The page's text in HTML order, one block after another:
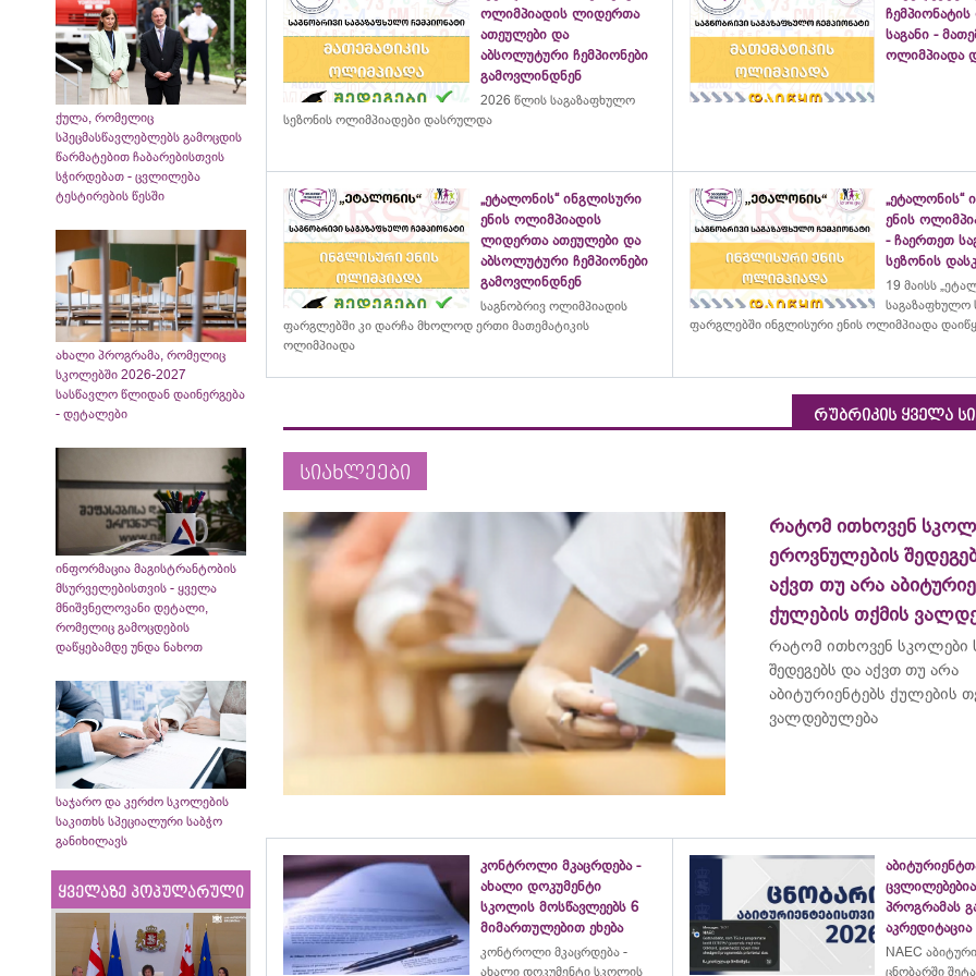
ქულა, რომელიც
სპეცმასწავლებლებს გამოცდის
წარმატებით ჩაბარებისთვის
სჭირდებათ - ცვლილება
ტესტირების წესში
ახალი პროგრამა, რომელიც
სკოლებში 2026-2027
სასწავლო წლიდან დაინერგება
- დეტალები
ინფორმაცია მაგისტრანტობის
მსურველებისთვის - ყველა
მნიშვნელოვანი დეტალი,
რომელიც გამოცდების
დაწყებამდე უნდა ნახოთ
საჯარო და კერძო სკოლების
საკითხს სპეციალური საბჭო
განიხილავს
ყველაზე პოპულარული
ოლიმპიადის ლიდერთა
ათეულები და
აბსოლუტური ჩემპიონები
გამოვლინდნენ
2026 წლის საგაზაფხულო
სეზონის ოლიმპიადები დასრულდა
საგანი -
ოლიმპიადა
„ეტალონის“ ინგლისური
ენის ოლიმპიადის
ლიდერთა ათეულები და
აბსოლუტური ჩემპიონები
გამოვლინდნენ
საგნობრივ ოლიმპიადის
ფარგლებში კი დარჩა მხოლოდ ერთი მათემატიკის
ოლიმპიადა
„ეტალონის“
ენის
- ჩაერთეთ
სეზონის
19 მაისს
საგაზაფხულო
ფარგლებში ინგლისური ენის ოლიმპიადა
რუბრიკის ყველა
სიახლეები
რატომ ითხოვენ
ეროვნულების
აქვთ თუ არა
ქულების თქმის
რატომ ითხოვენ სკოლები
შედეგებს და აქვთ თუ არა
აბიტურიენტებს ქულების
ვალდებულება
კონტროლი მკაცრდება -
ახალი დოკუმენტი
სკოლის მოსწავლეებს 6
მიმართულებით ეხება
კონტროლი მკაცრდება -
ახალი დოკუმენტი სკოლის
პროგრამას
აკრედიტაცია
NAEC
ცნობარში